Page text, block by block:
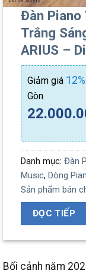
Đàn Piano
Trắng
ARIUS –
Giảm giá 12%
Gòn
Danh mục: Đàn
Music, Dòng
Sản phẩm bán
ĐỌC TIẾP
Bối cảnh năm